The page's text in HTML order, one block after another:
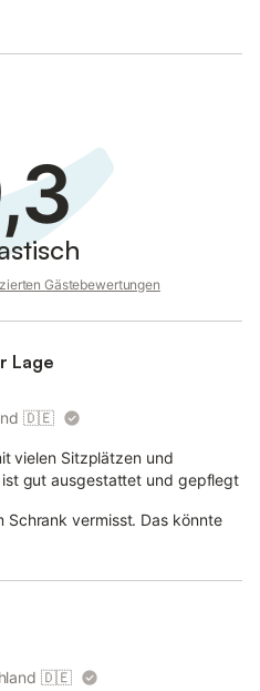
Gästebewertungen
Lage
🇩🇪
vielen Sitzplätzen und
ist gut ausgestattet und gepflegt
Schrank vermisst. Das könnte
🇩🇪